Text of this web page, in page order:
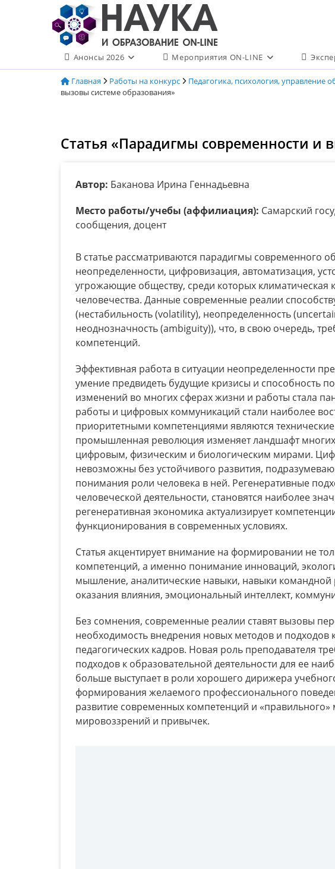
содержимому
Анонсы 2026 Мероприятия ON-LINE
Главная Работы на конкурс Педагогика, психология, управление
вызовы системе образования»
Статья «Парадигмы современности и
Автор: Баканова Ирина Геннадьевна
Место работы/учебы (аффилиация): Самарский
сообщения, доцент
В статье рассматриваются парадигмы современного
неопределенности, цифровизация, автоматизация,
угрожающие обществу, среди которых климатическая
человечества. Данные современные реалии
(нестабильность (volatility), неопределенность
неоднозначность (ambiguity)), что, в свою очередь,
компетенций.
Эффективная работа в ситуации неопределенности
умение предвидеть будущие кризисы и способность
изменений во многих сферах жизни и работы стала
работы и цифровых коммуникаций стали наиболее
приоритетными компетенциями являются
промышленная революция изменяет ландшафт
цифровым, физическим и биологическим мирами.
невозможны без устойчивого развития,
понимания роли человека в ней. Регенеративные
человеческой деятельности, становятся наиболее
регенеративная экономика актуализирует
функционирования в современных условиях.
Статья акцентирует внимание на формировании не
компетенций, а именно понимание инноваций,
мышление, аналитические навыки, навыки командной
оказания влияния, эмоциональный интеллект,
Без сомнения, современные реалии ставят вызовы
необходимость внедрения новых методов и подходов
педагогических кадров. Новая роль преподавателя
подходов к образовательной деятельности для ее
больше выступает в роли хорошего дирижера
формирования желаемого профессионального
развитие современных компетенций и
мировоззрений и привычек.